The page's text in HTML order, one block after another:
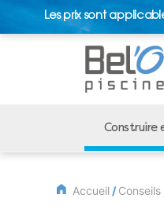
Les prix sont
Construire
Accueil /